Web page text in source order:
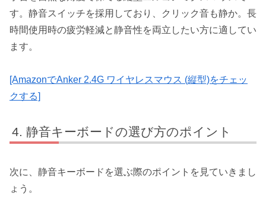
す。静音スイッチを採用しており、クリック音も静か。長
時間使用時の疲労軽減と静音性を両立したい方に適してい
ます。
[AmazonでAnker 2.4G ワイヤレスマウス (縦型)をチェッ
クする]
静音キーボードの選び方のポイント
次に、静音キーボードを選ぶ際のポイントを見ていきまし
ょう。